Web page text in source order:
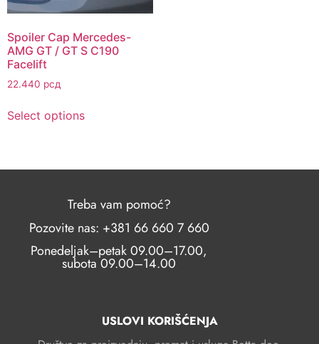
Spoiler Cap Mercedes-
AMG GT / GT S C190
Facelift
22.440 рсд
Select options
USLOVI KORIŠĆENJA
Treba vam pomoć?
Pozovite nas: +381 66 660 7 660
Ponedeljak–petak 09.00–17.00,
subota 09.00–14.00